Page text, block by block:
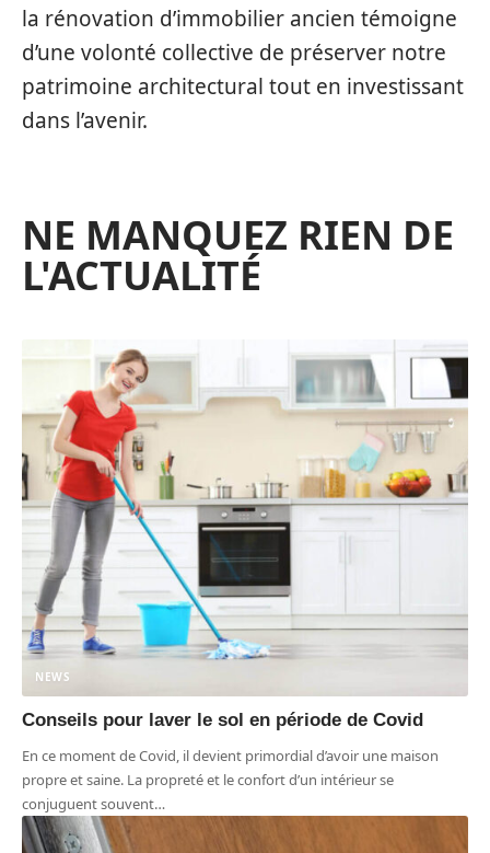
la rénovation d’immobilier ancien témoigne
d’une volonté collective de préserver notre
patrimoine architectural tout en investissant
dans l’avenir.
NE MANQUEZ RIEN DE
L'ACTUALITÉ
NEWS
Conseils pour laver le sol en période de Covid
En ce moment de Covid, il devient primordial d’avoir une maison
propre et saine. La propreté et le confort d’un intérieur se
conjuguent souvent…